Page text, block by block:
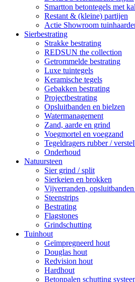
Smartton betontegels met
Restant & (kleine) partijen
Actie Showroom
Sierbestrating
Strakke bestrating
REDSUN the collection
Getrommelde bestrating
Luxe tuintegels
Keramische tegels
Gebakken bestrating
Projectbestrating
Opsluitbanden en bielzen
Watermanagement
Zand, aarde en grind
Voegmortel en voegzand
Tegeldragers rubber /
Onderhoud
Natuursteen
Sier grind / split
Sierkeien en brokken
Vijverranden,
Steenstrips
Bestrating
Flagstones
Grindschutting
Tuinhout
Geïmpregneerd hout
Douglas hout
Redvision hout
Hardhout
Betonpalen schutting